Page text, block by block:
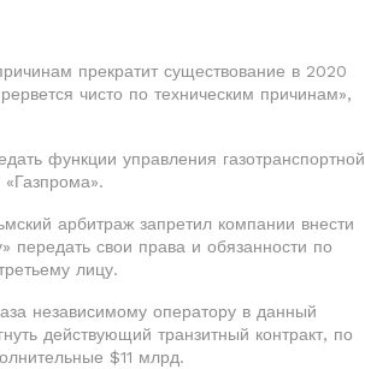
прекратит существование в 2020
чисто по техническим причинам»,
функции управления газотранспортной
арбитраж запретил компании внести
передать свои права и обязанности по
лицу.
независимому оператору в данный
действующий транзитный контракт, по
$11 млрд.